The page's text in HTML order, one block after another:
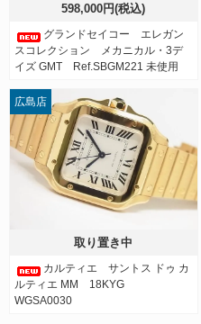
598,000円(税込)
グランドセイコー エレガン
スコレクション メカニカル・3デ
イズ GMT Ref.SBGM221 未使用
取り置き中
カルティエ サントス ドゥ カ
ルティエ MM 18KYG
WGSA0030
広島店